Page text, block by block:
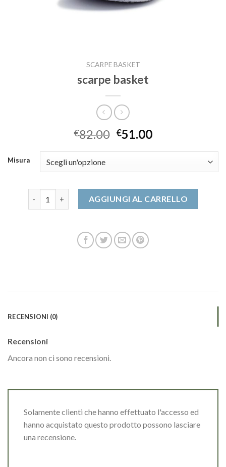
SCARPE BASKET
scarpe basket
€82.00 €51.00
Misura
scarpe basket quantitàAGGIUNGI AL CARRELLO
RECENSIONI (0)
Recensioni
Ancora non ci sono recensioni.
Solamente clienti che hanno effettuato l'accesso ed
hanno acquistato questo prodotto possono lasciare
una recensione.